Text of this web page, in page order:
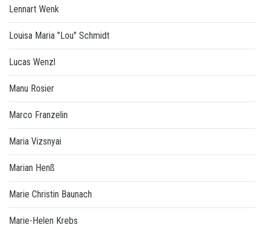
Lennart Wenk
Louisa Maria "Lou" Schmidt
Lucas Wenzl
Manu Rosier
Marco Franzelin
Maria Vizsnyai
Marian Henß
Marie Christin Baunach
Marie-Helen Krebs